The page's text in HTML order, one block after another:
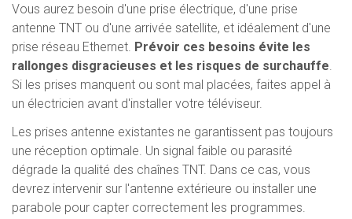
Vous aurez besoin d'une prise électrique, d'une prise
antenne TNT ou d'une arrivée satellite, et idéalement d'une
prise réseau Ethernet. Prévoir ces besoins évite les
rallonges disgracieuses et les risques de surchauffe.
Si les prises manquent ou sont mal placées, faites appel à
un électricien avant d'installer votre téléviseur.
Les prises antenne existantes ne garantissent pas toujours
une réception optimale. Un signal faible ou parasité
dégrade la qualité des chaînes TNT. Dans ce cas, vous
devrez intervenir sur l'antenne extérieure ou installer une
parabole pour capter correctement les programmes.